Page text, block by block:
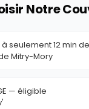
Notre
seulement 12 min de
Mitry-Mory
— éligible